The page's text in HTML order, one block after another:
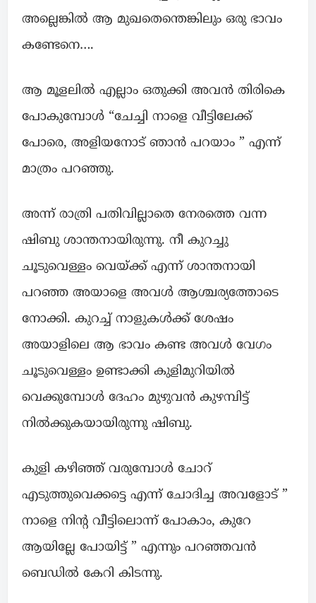
അല്ലെങ്കിൽ ആ മുഖതെന്തെങ്കിലും ഒരു ഭാവം
കണ്ടേനെ….
ആ മൂളലിൽ എല്ലാം ഒതുക്കി അവൻ തിരികെ
പോകുമ്പോൾ “ചേച്ചി നാളെ വീട്ടിലേക്ക്
പോരെ, അളിയനോട് ഞാൻ പറയാം ” എന്ന്
മാത്രം പറഞ്ഞു.
അന്ന് രാത്രി പതിവില്ലാതെ നേരത്തെ വന്ന
ഷിബു ശാന്തനായിരുന്നു. നീ കുറച്ചു
ചൂടുവെള്ളം വെയ്ക്ക് എന്ന് ശാന്തനായി
പറഞ്ഞ അയാളെ അവൾ ആശ്ചര്യത്തോടെ
നോക്കി. കുറച്ച് നാളുകൾക്ക് ശേഷം
അയാളിലെ ആ ഭാവം കണ്ട അവൾ വേഗം
ചൂടുവെള്ളം ഉണ്ടാക്കി കുളിമുറിയിൽ
വെക്കുമ്പോൾ ദേഹം മുഴുവൻ കുഴമ്പിട്ട്
നിൽക്കുകയായിരുന്നു ഷിബു.
കുളി കഴിഞ്ഞ് വരുമ്പോൾ ചോറ്
എടുത്തുവെക്കട്ടെ എന്ന് ചോദിച്ച അവളോട് ”
നാളെ നിന്റ വീട്ടിലൊന്ന് പോകാം, കുറേ
ആയില്ലേ പോയിട്ട് ” എന്നും പറഞ്ഞവൻ
ബെഡിൽ കേറി കിടന്നു.